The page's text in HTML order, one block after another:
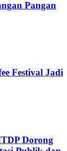
Pangan
Festival Jadi
Dorong